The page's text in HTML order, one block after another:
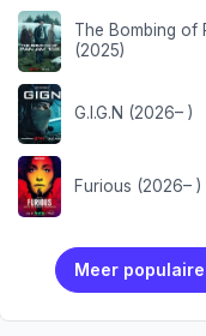
The Bombing of
(2025)
G.I.G.N (2026– )
Furious (2026– )
Meer